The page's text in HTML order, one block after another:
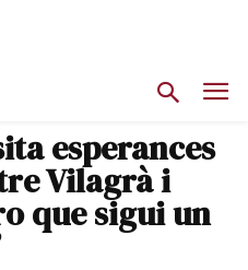
esperances
Vilagrà i
que sigui un